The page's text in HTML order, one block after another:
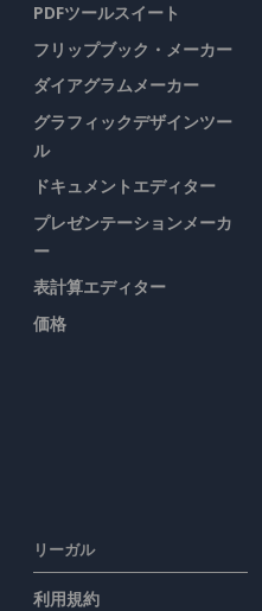
PDFツールスイート
フリップブック・メーカー
ダイアグラムメーカー
グラフィックデザインツー
ル
ドキュメントエディター
プレゼンテーションメーカ
ー
表計算エディター
価格
リーガル
利用規約